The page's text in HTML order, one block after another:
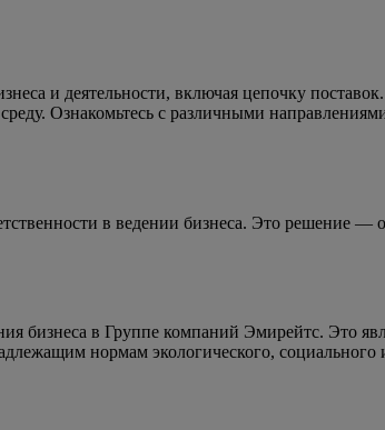
и деятельности, включая цепочку
Ознакомьтесь с различными
в ведении бизнеса. Это решение —
бизнеса в Группе компаний Эмирейтс. Это
нормам экологического, социального